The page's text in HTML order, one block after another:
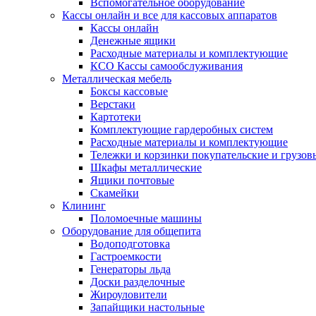
Вспомогательное оборудование
Кассы онлайн и все для кассовых аппаратов
Кассы онлайн
Денежные ящики
Расходные материалы и комплектующие
КСО Кассы самообслуживания
Металлическая мебель
Боксы кассовые
Верстаки
Картотеки
Комплектующие гардеробных систем
Расходные материалы и комплектующие
Тележки и корзинки покупательские и
Шкафы металлические
Ящики почтовые
Скамейки
Клининг
Поломоечные машины
Оборудование для общепита
Водоподготовка
Гастроемкости
Генераторы льда
Доски разделочные
Жироуловители
Запайщики настольные